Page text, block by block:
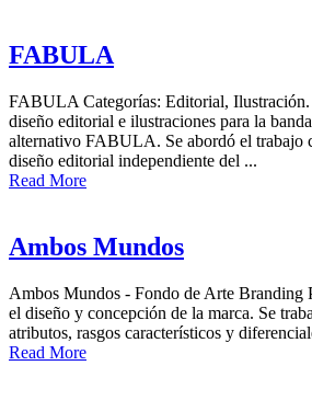
FABULA
FABULA Categorías: Editorial,
diseño editorial e ilustraciones para la
alternativo FABULA. Se abordó el trabajo
diseño editorial independiente del ...
Read More
Ambos Mundos
Ambos Mundos - Fondo de Arte Branding
el diseño y concepción de la marca. Se
atributos, rasgos característicos y
Read More